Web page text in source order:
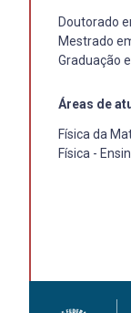
Doutorado
Mestrado
Graduação
Áreas de
Física da
Física -